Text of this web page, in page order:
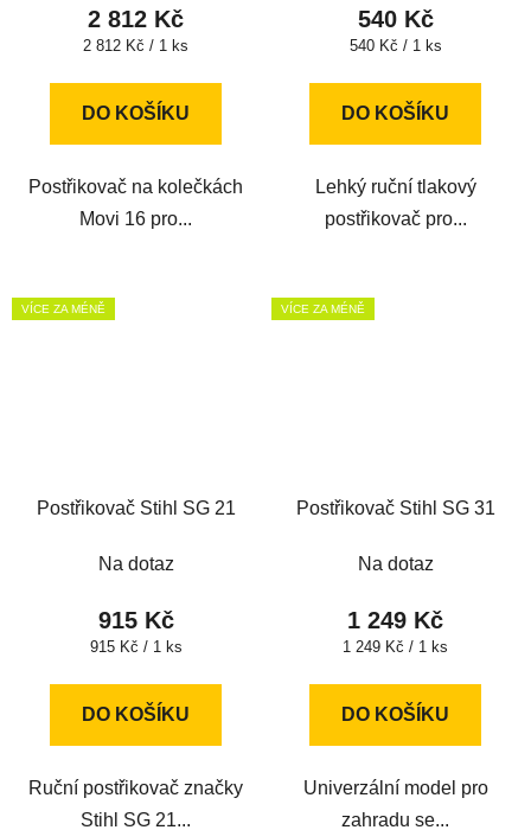
2 812 Kč
Měrná
2 812 Kč / 1 ks
DO KOŠÍKU
Postřikovač na kolečkách
Movi 16 pro...
540 Kč
Měrná
540 Kč / 1 ks
DO KOŠÍKU
Lehký ruční tlakový
postřikovač pro...
VÍCE ZA MÉNĚ
Postřikovač Stihl SG 21
Na dotaz
915 Kč
Měrná
915 Kč / 1 ks
DO KOŠÍKU
Ruční postřikovač značky
Stihl SG 21...
VÍCE ZA MÉNĚ
Postřikovač Stihl SG 31
Na dotaz
1 249 Kč
Měrná
1 249 Kč / 1 ks
DO KOŠÍKU
Univerzální model pro
zahradu se...